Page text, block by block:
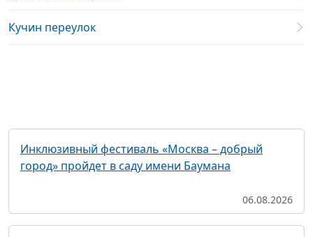
Кучин переулок
Инклюзивный фестиваль «Москва – добрый
город» пройдет в саду имени Баумана
06.08.2026